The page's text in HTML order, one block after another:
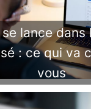
se lance dans
: ce qui va
vous